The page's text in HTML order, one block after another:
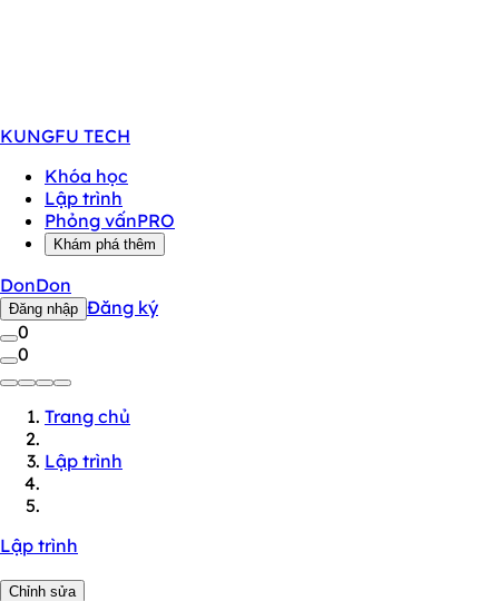
KUNGFU TECH
Khóa học
Lập trình
Phỏng vấnPRO
Khám phá thêm
DonDon
Đăng nhập Đăng ký
0
0
Trang chủ
Lập trình
Lập trình
Chỉnh sửa